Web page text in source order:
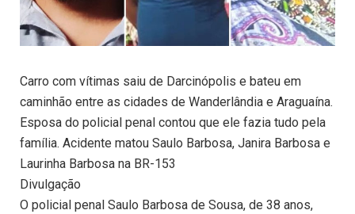
Carro com vítimas saiu de Darcinópolis e bateu em
caminhão entre as cidades de Wanderlândia e Araguaína.
Esposa do policial penal contou que ele fazia tudo pela
família. Acidente matou Saulo Barbosa, Janira Barbosa e
Laurinha Barbosa na BR-153
Divulgação
O policial penal Saulo Barbosa de Sousa, de 38 anos,